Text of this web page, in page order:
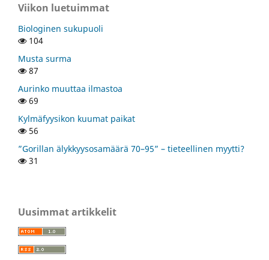
Viikon luetuimmat
Biologinen sukupuoli
104
Musta surma
87
Aurinko muuttaa ilmastoa
69
Kylmäfyysikon kuumat paikat
56
”Gorillan älykkyysosamäärä 70–95” – tieteellinen myytti?
31
Uusimmat artikkelit